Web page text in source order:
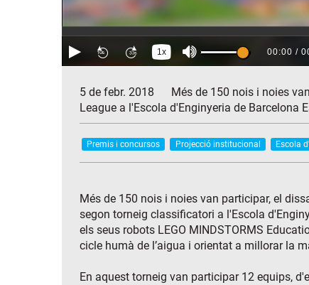
5 de febr. 2018
Més de 150 nois i noies
League a l'Escola d'Enginyeria de Barcelona
Premis i concursos Projecció institucional Escola
Més de 150 nois i noies van participar, el
segon torneig classificatori a l'Escola
els seus robots LEGO MINDSTORMS
cicle humà de l’aigua i orientat a millorar la
En aquest torneig van participar 12 equips,